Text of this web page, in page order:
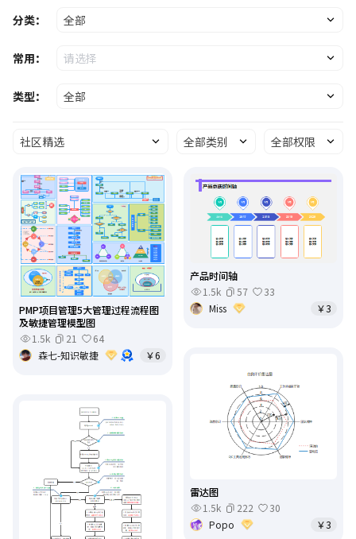
分类： 全部
常用： 请选择
类型： 全部
社区精选 全部类别 全部权限
PMP项目管理5大管理过程流程图
及敏捷管理模型图
1.5k
21
64
森七-知识敏捷
￥6
产品时间轴
1.5k
57
33
Miss
￥3
雷达图
1.5k
222
30
Popo
￥3